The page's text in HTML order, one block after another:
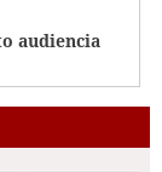
audiencia